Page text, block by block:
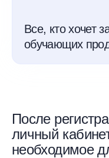
Все, кто хочет
обучающих
После
личный
необходимое